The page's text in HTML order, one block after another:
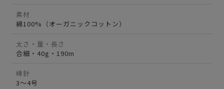
素材
綿100%（オーガニックコットン）
太さ・量・長さ
合細・40g・190m
棒針
3～4号